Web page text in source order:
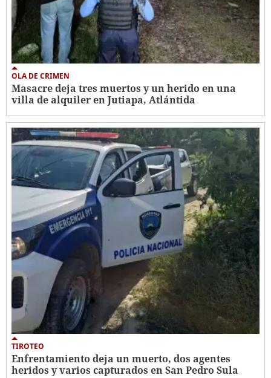
OLA DE CRIMEN
Masacre deja tres muertos y un herido en una
villa de alquiler en Jutiapa, Atlántida
TIROTEO
Enfrentamiento deja un muerto, dos agentes
heridos y varios capturados en San Pedro Sula